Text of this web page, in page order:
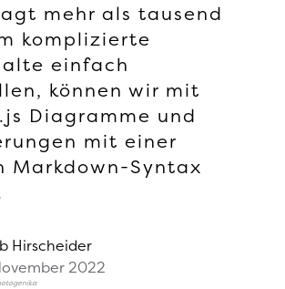
mehr als tausend
komplizierte
einfach
können wir mit
Diagramme und
mit einer
Markdown-Syntax
Hirscheider
2022